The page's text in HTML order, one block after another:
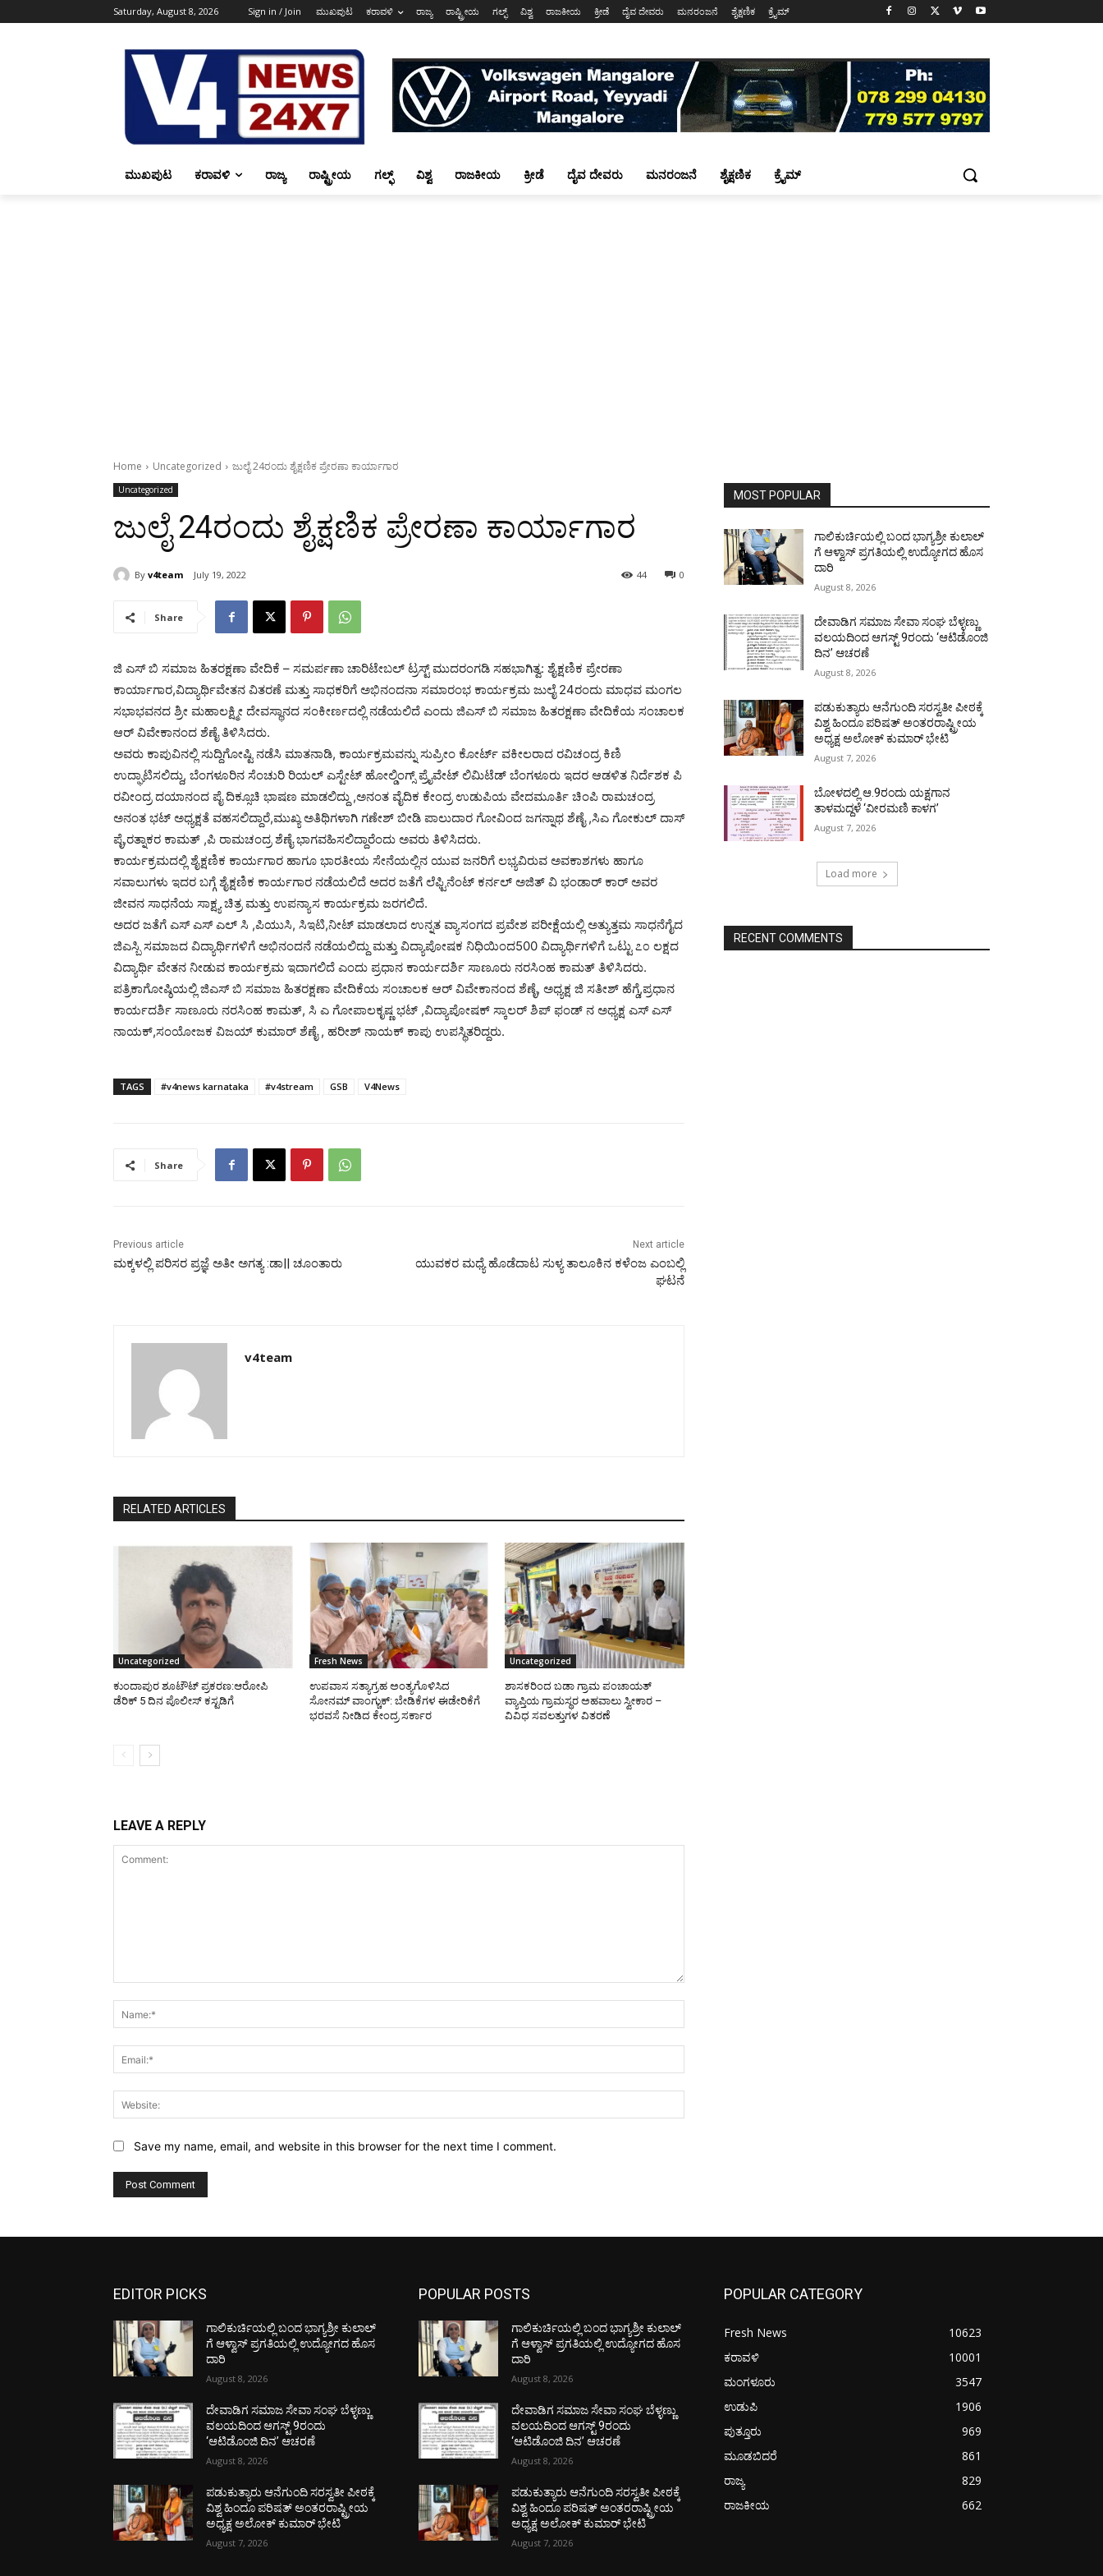
Saturday, August 8, 2026 Sign in / Join ಮುಖಪುಟ ಕರಾವಳಿ ರಾಜ್ಯ ರಾಷ್ಟ್ರೀಯ ಗಲ್ಫ್ ವಿಶ್ವ ರಾಜಕೀಯ ಕ್ರೀಡೆ ದೈವ ದೇವರು ಮನರಂಜನೆ ಶೈಕ್ಷಣಿಕ ಕ್ರೈಮ್
ಮುಖಪುಟ ಕರಾವಳಿ ರಾಜ್ಯ ರಾಷ್ಟ್ರೀಯ ಗಲ್ಫ್ ವಿಶ್ವ ರಾಜಕೀಯ ಕ್ರೀಡೆ ದೈವ ದೇವರು ಮನರಂಜನೆ ಶೈಕ್ಷಣಿಕ ಕ್ರೈಮ್
Home Uncategorized ಜುಲೈ 24ರಂದು ಶೈಕ್ಷಣಿಕ ಪ್ರೇರಣಾ ಕಾರ್ಯಾಗಾರ
Uncategorized
ಜುಲೈ 24ರಂದು ಶೈಕ್ಷಣಿಕ ಪ್ರೇರಣಾ ಕಾರ್ಯಾಗಾರ
By v4team July 19, 2022 0
44
Share
ಜಿ ಎಸ್ ಬಿ ಸಮಾಜ ಹಿತರಕ್ಷಣಾ ವೇದಿಕೆ – ಸಮರ್ಪಣಾ ಚಾರಿಟೇಬಲ್ ಟ್ರಸ್ಟ್ ಮುದರಂಗಡಿ ಸಹಭಾಗಿತ್ವ: ಶೈಕ್ಷಣಿಕ ಪ್ರೇರಣಾ
ಕಾರ್ಯಾಗಾರ,ವಿದ್ಯಾರ್ಥಿವೇತನ ವಿತರಣೆ ಮತ್ತು ಸಾಧಕರಿಗೆ ಅಭಿನಂದನಾ ಸಮಾರಂಭ ಕಾರ್ಯಕ್ರಮ ಜುಲೈ 24ರಂದು ಮಾಧವ ಮಂಗಲ
ಸಭಾಭವನದ ಶ್ರೀ ಮಹಾಲಕ್ಷ್ಮೀ ದೇವಸ್ಥಾನದ ಸಂಕೀರ್ಣದಲ್ಲಿ ನಡೆಯಲಿದೆ ಎಂದು ಜಿಎಸ್ ಬಿ ಸಮಾಜ ಹಿತರಕ್ಷಣಾ ವೇದಿಕೆಯ ಸಂಚಾಲಕ
ಆರ್ ವಿವೇಕಾನಂದ ಶೆಣೈ ತಿಳಿಸಿದರು.
ಅವರು ಕಾಪುವಿನಲ್ಲಿ ಸುದ್ದಿಗೋಷ್ಟಿ ನಡೆಸಿ ಮಾತನಾಡಿ, ಕಾರ್ಯಕ್ರಮವನ್ನು ಸುಪ್ರೀಂ ಕೋರ್ಟ್ ವಕೀಲರಾದ ರವಿಚಂದ್ರ ಕಿಣಿ
ಉದ್ಘಾಟಿಸಲಿದ್ದು, ಬೆಂಗಳೂರಿನ ಸೆಂಚುರಿ ರಿಯಲ್ ಎಸ್ಟೇಟ್ ಹೋಲ್ಡಿಂಗ್ಸ್ ಪ್ರೈವೇಟ್ ಲಿಮಿಟೆಡ್ ಬೆಂಗಳೂರು ಇದರ ಆಡಳಿತ ನಿರ್ದೆಶಕ ಪಿ
ರವೀಂದ್ರ ದಯಾನಂದ ಪೈ ದಿಕ್ಸೂಚಿ ಭಾಷಣ ಮಾಡಲಿದ್ದು ,ಅನಂತ ವೈದಿಕ ಕೇಂದ್ರ ಉಡುಪಿಯ ವೇದಮೂರ್ತಿ ಚಿಂಪಿ ರಾಮಚಂದ್ರ
ಅನಂತ ಭಟ್ ಅಧ್ಯಕ್ಷತೆ ವಹಸಲಿದ್ದಾರೆ,ಮುಖ್ಯ ಅತಿಥಿಗಳಾಗಿ ಗಣೇಶ್ ಬೀಡಿ ಪಾಲುದಾರ ಗೋವಿಂದ ಜಗನ್ನಾಥ ಶೆಣೈ ,ಸಿಎ ಗೋಕುಲ್ ದಾಸ್
ಪೈ,ರತ್ನಾಕರ ಕಾಮತ್ ,ಪಿ ರಾಮಚಂದ್ರ ಶೆಣೈ ಭಾಗವಹಿಸಲಿದ್ದಾರೆಂದು ಅವರು ತಿಳಿಸಿದರು.
ಕಾರ್ಯಕ್ರಮದಲ್ಲಿ ಶೈಕ್ಷಣಿಕ ಕಾರ್ಯಗಾರ ಹಾಗೂ ಭಾರತೀಯ ಸೇನೆಯಲ್ಲಿನ ಯುವ ಜನರಿಗೆ ಲಭ್ಯವಿರುವ ಅವಕಾಶಗಳು ಹಾಗೂ
ಸವಾಲುಗಳು ಇದರ ಬಗ್ಗೆ ಶೈಕ್ಷಣಿಕ ಕಾರ್ಯಗಾರ ನಡೆಯಲಿದೆ ಅದರ ಜತೆಗೆ ಲೆಫ್ಟಿನೆಂಟ್ ಕರ್ನಲ್ ಅಜಿತ್ ವಿ ಭಂಡಾರ್ ಕಾರ್ ಅವರ
ಜೀವನ ಸಾಧನೆಯ ಸಾಕ್ಷ್ಯ ಚಿತ್ರ ಮತ್ತು ಉಪನ್ಯಾಸ ಕಾರ್ಯಕ್ರಮ ಜರಗಲಿದೆ.
ಅದರ ಜತೆಗೆ ಎಸ್ ಎಸ್ ಎಲ್ ಸಿ ,ಪಿಯುಸಿ, ಸಿಇಟಿ,ನೀಟ್ ಮಾಡಲಾದ ಉನ್ನತ ವ್ಯಾಸಂಗದ ಪ್ರವೇಶ ಪರೀಕ್ಷೆಯಲ್ಲಿ ಅತ್ಯುತ್ತಮ ಸಾಧನೆಗೈದ
ಜಿಎಸ್ಬಿ ಸಮಾಜದ ವಿದ್ಯಾರ್ಥಿಗಳಿಗೆ ಅಭಿನಂದನೆ ನಡೆಯಲಿದ್ದು ಮತ್ತು ವಿದ್ಯಾಪೋಷಕ ನಿಧಿಯಿಂದ500 ವಿದ್ಯಾರ್ಥಿಗಳಿಗೆ ಒಟ್ಟು ೭೦ ಲಕ್ಷದ
ವಿದ್ಯಾರ್ಥಿ ವೇತನ ನೀಡುವ ಕಾರ್ಯಕ್ರಮ ಇದಾಗಲಿದೆ ಎಂದು ಪ್ರಧಾನ ಕಾರ್ಯದರ್ಶಿ ಸಾಣೂರು ನರಸಿಂಹ ಕಾಮತ್ ತಿಳಿಸಿದರು.
ಪತ್ರಿಕಾಗೋಷ್ಠಿಯಲ್ಲಿ ಜಿಎಸ್ ಬಿ ಸಮಾಜ ಹಿತರಕ್ಷಣಾ ವೇದಿಕೆಯ ಸಂಚಾಲಕ ಆರ್ ವಿವೇಕಾನಂದ ಶೆಣೈ, ಅಧ್ಯಕ್ಷ ಜಿ ಸತೀಶ್ ಹೆಗ್ಡೆ,ಪ್ರಧಾನ
ಕಾರ್ಯದರ್ಶಿ ಸಾಣೂರು ನರಸಿಂಹ ಕಾಮತ್, ಸಿ ಎ ಗೋಪಾಲಕೃಷ್ಣ ಭಟ್ ,ವಿದ್ಯಾಪೋಷಕ್ ಸ್ಕಾಲರ್ ಶಿಪ್ ಫಂಡ್ ನ ಅಧ್ಯಕ್ಷ ಎಸ್ ಎಸ್
ನಾಯಕ್,ಸಂಯೋಜಕ ವಿಜಯ್ ಕುಮಾರ್ ಶೆಣೈ , ಹರೀಶ್ ನಾಯಕ್ ಕಾಪು ಉಪಸ್ಥಿತರಿದ್ದರು.
TAGS #v4news karnataka #v4stream GSB V4News
Share
Previous article
ಮಕ್ಕಳಲ್ಲಿ ಪರಿಸರ ಪ್ರಜ್ಞೆ ಅತೀ ಅಗತ್ಯ :ಡಾ|| ಚೂಂತಾರು
Next article
ಯುವಕರ ಮಧ್ಯೆ ಹೊಡೆದಾಟ ಸುಳ್ಯ ತಾಲೂಕಿನ ಕಳೆಂಜ ಎಂಬಲ್ಲಿ
ಘಟನೆ
v4team
RELATED ARTICLES
Uncategorized
ಕುಂದಾಪುರ ಶೂಟೌಟ್ ಪ್ರಕರಣ:ಆರೋಪಿ
ಡೆರಿಕ್ 5 ದಿನ ಪೊಲೀಸ್ ಕಸ್ಟಡಿಗೆ
Fresh News
ಉಪವಾಸ ಸತ್ಯಾಗ್ರಹ ಅಂತ್ಯಗೊಳಿಸಿದ
ಸೋನಮ್ ವಾಂಗ್ಚುಕ್: ಬೇಡಿಕೆಗಳ ಈಡೇರಿಕೆಗೆ
ಭರವಸೆ ನೀಡಿದ ಕೇಂದ್ರ ಸರ್ಕಾರ
Uncategorized
ಶಾಸಕರಿಂದ ಬಡಾ ಗ್ರಾಮ ಪಂಚಾಯತ್
ವ್ಯಾಪ್ತಿಯ ಗ್ರಾಮಸ್ಥರ ಅಹವಾಲು ಸ್ವೀಕಾರ –
ವಿವಿಧ ಸವಲತ್ತುಗಳ ವಿತರಣೆ
LEAVE A REPLY
Save my name, email, and website in this browser for the next time I comment.
MOST POPULAR
ಗಾಲಿಕುರ್ಚಿಯಲ್ಲಿ ಬಂದ ಭಾಗ್ಯಶ್ರೀ ಕುಲಾಲ್
ಗೆ ಆಳ್ವಾಸ್ ಪ್ರಗತಿಯಲ್ಲಿ ಉದ್ಯೋಗದ ಹೊಸ
ದಾರಿ
August 8, 2026
ದೇವಾಡಿಗ ಸಮಾಜ ಸೇವಾ ಸಂಘ ಬೆಳ್ಳಣ್ಣು
ವಲಯದಿಂದ ಆಗಸ್ಟ್ 9ರಂದು ‘ಆಟಿಡೊಂಜಿ
ದಿನ’ ಆಚರಣೆ
August 8, 2026
ಪಡುಕುತ್ಯಾರು ಆನೆಗುಂದಿ ಸರಸ್ವತೀ ಪೀಠಕ್ಕೆ
ವಿಶ್ವ ಹಿಂದೂ ಪರಿಷತ್ ಅಂತರರಾಷ್ಟ್ರೀಯ
ಅಧ್ಯಕ್ಷ ಅಲೋಕ್ ಕುಮಾರ್ ಭೇಟಿ
August 7, 2026
ಬೋಳದಲ್ಲಿ ಆ.9ರಂದು ಯಕ್ಷಗಾನ
ತಾಳಮದ್ದಳೆ ‘ವೀರಮಣಿ ಕಾಳಗ’
August 7, 2026
Load more
RECENT COMMENTS
EDITOR PICKS
ಗಾಲಿಕುರ್ಚಿಯಲ್ಲಿ ಬಂದ ಭಾಗ್ಯಶ್ರೀ ಕುಲಾಲ್
ಗೆ ಆಳ್ವಾಸ್ ಪ್ರಗತಿಯಲ್ಲಿ ಉದ್ಯೋಗದ ಹೊಸ
ದಾರಿ
August 8, 2026
ದೇವಾಡಿಗ ಸಮಾಜ ಸೇವಾ ಸಂಘ ಬೆಳ್ಳಣ್ಣು
ವಲಯದಿಂದ ಆಗಸ್ಟ್ 9ರಂದು
‘ಆಟಿಡೊಂಜಿ ದಿನ’ ಆಚರಣೆ
August 8, 2026
ಪಡುಕುತ್ಯಾರು ಆನೆಗುಂದಿ ಸರಸ್ವತೀ ಪೀಠಕ್ಕೆ
ವಿಶ್ವ ಹಿಂದೂ ಪರಿಷತ್ ಅಂತರರಾಷ್ಟ್ರೀಯ
ಅಧ್ಯಕ್ಷ ಅಲೋಕ್ ಕುಮಾರ್ ಭೇಟಿ
August 7, 2026
POPULAR POSTS
ಗಾಲಿಕುರ್ಚಿಯಲ್ಲಿ ಬಂದ ಭಾಗ್ಯಶ್ರೀ ಕುಲಾಲ್
ಗೆ ಆಳ್ವಾಸ್ ಪ್ರಗತಿಯಲ್ಲಿ ಉದ್ಯೋಗದ ಹೊಸ
ದಾರಿ
August 8, 2026
ದೇವಾಡಿಗ ಸಮಾಜ ಸೇವಾ ಸಂಘ ಬೆಳ್ಳಣ್ಣು
ವಲಯದಿಂದ ಆಗಸ್ಟ್ 9ರಂದು
‘ಆಟಿಡೊಂಜಿ ದಿನ’ ಆಚರಣೆ
August 8, 2026
ಪಡುಕುತ್ಯಾರು ಆನೆಗುಂದಿ ಸರಸ್ವತೀ ಪೀಠಕ್ಕೆ
ವಿಶ್ವ ಹಿಂದೂ ಪರಿಷತ್ ಅಂತರರಾಷ್ಟ್ರೀಯ
ಅಧ್ಯಕ್ಷ ಅಲೋಕ್ ಕುಮಾರ್ ಭೇಟಿ
August 7, 2026
POPULAR CATEGORY
Fresh News
10623
ಕರಾವಳಿ
10001
ಮಂಗಳೂರು
3547
ಉಡುಪಿ
1906
ಪುತ್ತೂರು
969
ಮೂಡಬಿದರೆ
861
ರಾಜ್ಯ
829
ರಾಜಕೀಯ
662